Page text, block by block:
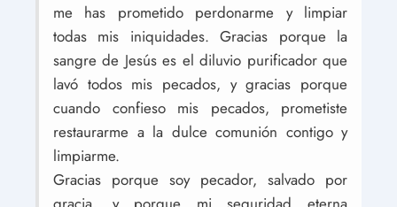
me has prometido perdonarme y limpiar
todas mis iniquidades. Gracias porque la
sangre de Jesús es el diluvio purificador que
lavó todos mis pecados, y gracias porque
cuando confieso mis pecados, prometiste
restaurarme a la dulce comunión contigo y
limpiarme.
Gracias porque soy pecador, salvado por